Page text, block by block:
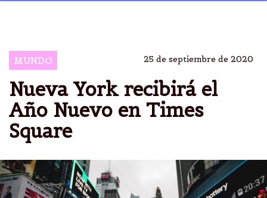
MUNDO 25 de septiembre de 2020
Nueva York recibirá el
Año Nuevo en Times
Square